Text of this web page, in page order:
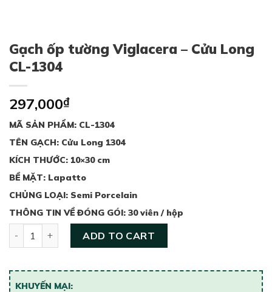
Gạch ốp tường Viglacera – Cửu Long
CL-1304
297,000₫
MÃ SẢN PHẨM: CL-1304
TÊN GẠCH: Cửu Long 1304
KÍCH THƯỚC: 10×30 cm
BỀ MẶT: Lapatto
CHỦNG LOẠI: Semi Porcelain
THÔNG TIN VỀ ĐÓNG GÓI: 30 viên / hộp
ADD TO CART
KHUYẾN MẠI: